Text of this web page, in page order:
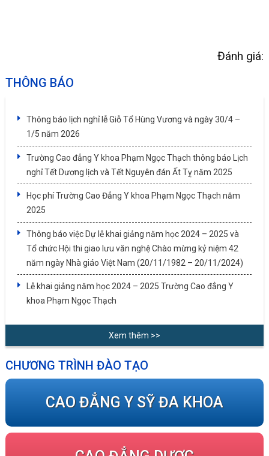
Đánh giá:
THÔNG BÁO
Thông báo lịch nghỉ lễ Giỗ Tổ Hùng Vương và ngày 30/4 –
1/5 năm 2026
Trường Cao đẳng Y khoa Phạm Ngọc Thạch thông báo Lịch
nghỉ Tết Dương lịch và Tết Nguyên đán Ất Tỵ năm 2025
Học phí Trường Cao Đẳng Y khoa Phạm Ngọc Thạch năm
2025
Thông báo việc Dự lễ khai giảng năm học 2024 – 2025 và
Tổ chức Hội thi giao lưu văn nghệ Chào mừng kỷ niệm 42
năm ngày Nhà giáo Việt Nam (20/11/1982 – 20/11/2024)
Lễ khai giảng năm học 2024 – 2025 Trường Cao đẳng Y
khoa Phạm Ngọc Thạch
Xem thêm >>
CHƯƠNG TRÌNH ĐÀO TẠO
CAO ĐẲNG Y SỸ ĐA KHOA